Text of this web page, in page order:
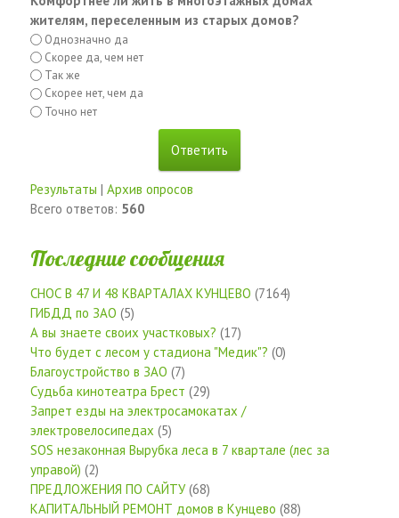
жителям, переселенным из старых домов?
Однозначно да
Скорее да, чем нет
Так же
Скорее нет, чем да
Точно нет
Результаты | Архив опросов
Всего ответов: 560
Последние сообщения
СНОС В 47 И 48 КВАРТАЛАХ КУНЦЕВО (7164)
ГИБДД по ЗАО (5)
А вы знаете своих участковых? (17)
Что будет с лесом у стадиона "Медик"? (0)
Благоустройство в ЗАО (7)
Судьба кинотеатра Брест (29)
Запрет езды на электросамокатах /
электровелосипедах (5)
SOS незаконная Вырубка леса в 7 квартале (лес за
управой) (2)
ПРЕДЛОЖЕНИЯ ПО САЙТУ(68)
КАПИТАЛЬНЫЙ РЕМОНТ домов в Кунцево (88)